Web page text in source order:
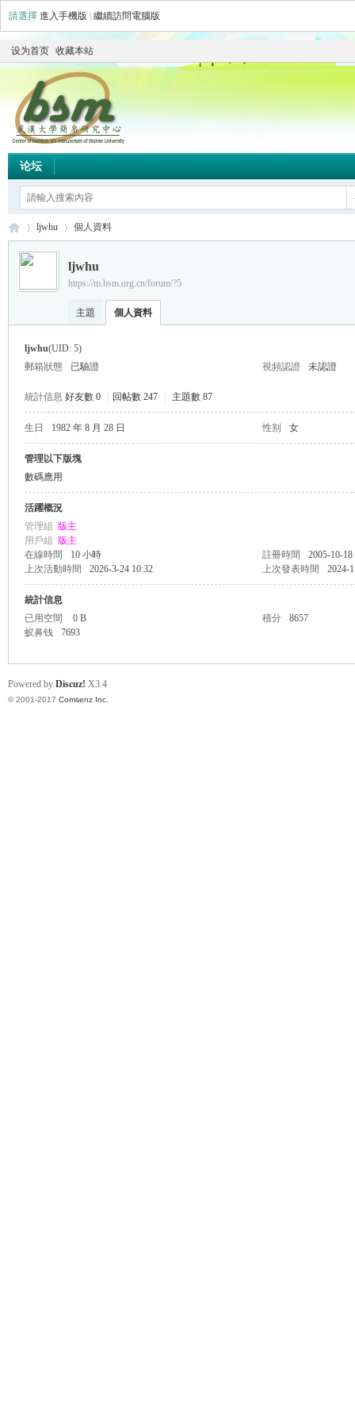
請選擇 進入手機版 繼續訪問電腦版
设为首页 收藏本站
论坛
›
ljwhu 個人資料
ljwhu
https://m.bsm.org.cn/forum/?5
主題 個人資料
ljwhu(UID: 5)
郵箱狀態
已驗證 視頻認證 未認證
統計信息 好友數 0 回帖數 247 主題數 87
生日 1982 年 8 月 28 日 性别 女
管理以下版塊
數碼應用
活躍概況
管理組 版主
用戶組 版主
在線時間
10 小時 註冊時間
2005-10-18
上次活動時間
2026-3-24 10:32 上次發表時間 2024-
統計信息
已用空間
0 B 積分
8657
蚁鼻钱
7693
Powered by Discuz! X3.4
© 2001-2017 Comsenz Inc.